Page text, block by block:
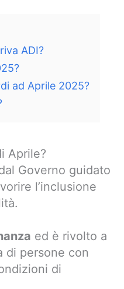
ADI?
ad Aprile 2025?
Aprile?
Governo guidato
l’inclusione
ed è rivolto a
di persone con
di